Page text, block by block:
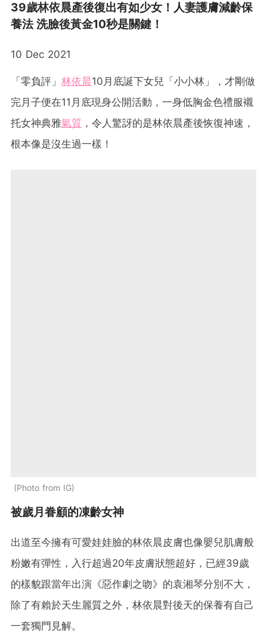
39歲林依晨產後復出有如少女！人妻護膚減齡保
養法 洗臉後黃金10秒是關鍵！
10 Dec 2021
「零負評」 林依晨10月底誕下女兒「小小林」，才剛做
完月子便在11月底現身公開活動，一身低胸金色禮服襯
托女神典雅氣質 ，令人驚訝的是林依晨產後恢復神速，
根本像是沒生過一樣！
Photo from IG
被歲月眷顧的凍齡女神
出道至今擁有可愛娃娃臉的林依晨皮膚也像嬰兒肌膚般
粉嫩有彈性，入行超過20年皮膚狀態超好，已經39歲
的樣貌跟當年出演《惡作劇之吻》的袁湘琴分別不大，
除了有賴於天生麗質之外，林依晨對後天的保養有自己
一套獨門見解。